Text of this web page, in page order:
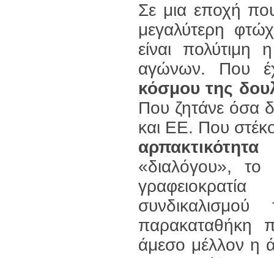
Σε μια εποχή
μεγαλύτερη
είναι πολύτιμη
αγώνων. Που
κόσμου της
Που ζητάνε όσα
και ΕΕ. Που
«διαλόγου»,
παρακαταθήκη
άμεσο μέλλον η